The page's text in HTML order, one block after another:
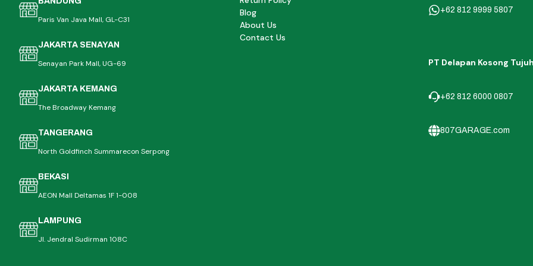
Paris Van Java Mall, GL-C31
JAKARTA SENAYAN
Senayan Park Mall, UG-69
JAKARTA KEMANG
The Broadway Kemang
TANGERANG
North Goldfinch Summarecon Serpong
BEKASI
AEON Mall Deltamas 1F 1-008
LAMPUNG
Jl. Jendral Sudirman 108C
Blog
About Us
Contact Us
+62 812 9999 5807
PT Delapan Kosong
+62 812 6000 0807
807GARAGE.com